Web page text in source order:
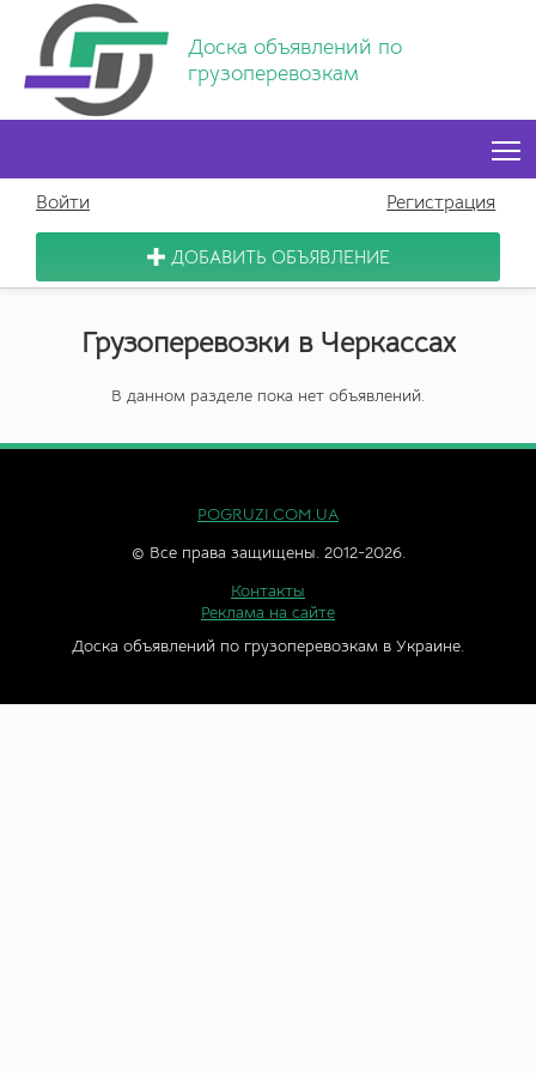
Доска объявлений по
грузоперевозкам
Войти Регистрация
ДОБАВИТЬ ОБЪЯВЛЕНИЕ
Грузоперевозки в Черкассах
В данном разделе пока нет объявлений.
POGRUZI.COM.UA
© Все права защищены. 2012-2026.
Контакты
Реклама на сайте
Доска объявлений по грузоперевозкам в Украине.